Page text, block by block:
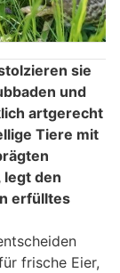
sie
und
artgerecht
Tiere mit
legt den
erfülltes
frische Eier,